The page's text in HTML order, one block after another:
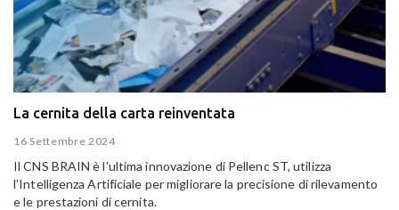
La cernita della carta reinventata
16 Settembre 2024
Il CNS BRAIN è l'ultima innovazione di Pellenc ST, utilizza
l’Intelligenza Artificiale per migliorare la precisione di rilevamento
e le prestazioni di cernita.